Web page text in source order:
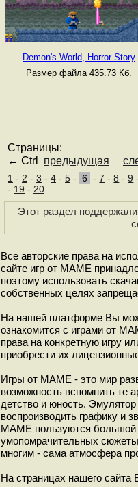
Demon's World, Horror Story
Размер файла 435.73 Кб.
Страницы:
← Ctrl предыдущая
1 - 2 - 3 - 4 - 5 - 6 -7 -8 -9
- 19 - 20
Этот раздел
Все авторские права на
сайте игр от МАМЕ
поэтому использовать
собственных целях
На нашей платформе Вы
ознакомится с играми от
права на конкретную игру
приобрести их
Игры от МАМЕ - это мир
возможность вспомнить те
детство и юность.
воспроизводить графику и
МАМЕ пользуются большой
умопомрачительных
многим - сама атмосфера
На страницах нашего